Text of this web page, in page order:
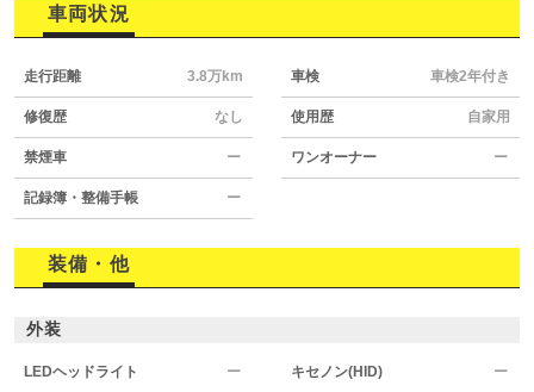
車両状況
走行距離 3.8万km 車検 車検2年付き
修復歴 なし 使用歴 自家用
禁煙車 ー ワンオーナー ー
記録簿・整備手帳 ー
装備・他
外装
LEDヘッドライト ー キセノン(HID) ー